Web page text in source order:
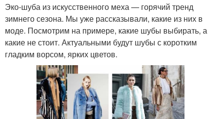
Эко-шуба из искусственного меха — горячий тренд
зимнего сезона. Мы уже рассказывали, какие из них в
моде. Посмотрим на примере, какие шубы выбирать, а
какие не стоит. Актуальными будут шубы с коротким
гладким ворсом, ярких цветов.